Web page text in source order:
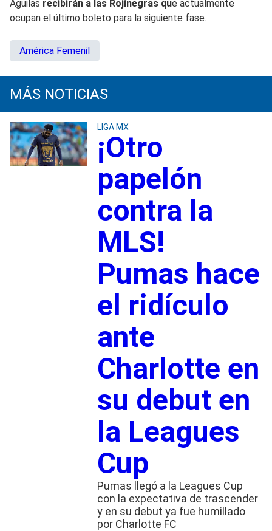
Águilas recibirán a las Rojinegras que actualmente
ocupan el último boleto para la siguiente fase.
América Femenil
MÁS NOTICIAS
LIGA MX
¡Otro
papelón
contra la
MLS!
Pumas hace
el ridículo
ante
Charlotte en
su debut en
la Leagues
Cup
Pumas llegó a la Leagues Cup
con la expectativa de trascender
y en su debut ya fue humillado
por Charlotte FC